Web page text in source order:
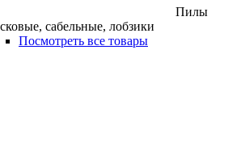
Пилы
сабельные, лобзики
Посмотреть все товары